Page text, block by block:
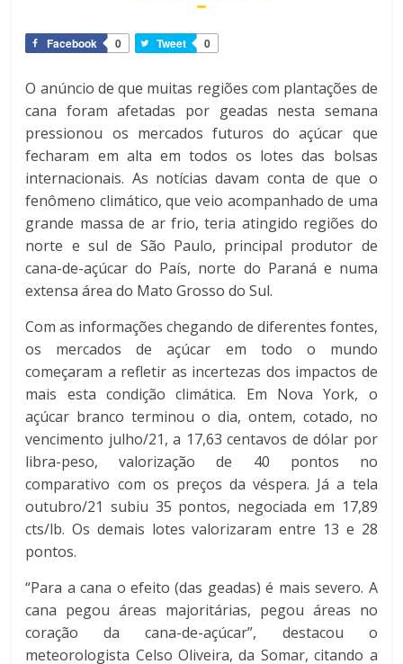
Facebook 0 Tweet 0
O anúncio de que muitas regiões com plantações de
cana foram afetadas por geadas nesta semana
pressionou os mercados futuros do açúcar que
fecharam em alta em todos os lotes das bolsas
internacionais. As notícias davam conta de que o
fenômeno climático, que veio acompanhado de uma
grande massa de ar frio, teria atingido regiões do
norte e sul de São Paulo, principal produtor de
cana-de-açúcar do País, norte do Paraná e numa
extensa área do Mato Grosso do Sul.
Com as informações chegando de diferentes fontes,
os mercados de açúcar em todo o mundo
começaram a refletir as incertezas dos impactos de
mais esta condição climática. Em Nova York, o
açúcar branco terminou o dia, ontem, cotado, no
vencimento julho/21, a 17,63 centavos de dólar por
libra-peso, valorização de 40 pontos no
comparativo com os preços da véspera. Já a tela
outubro/21 subiu 35 pontos, negociada em 17,89
cts/lb. Os demais lotes valorizaram entre 13 e 28
pontos.
“Para a cana o efeito (das geadas) é mais severo. A
cana pegou áreas majoritárias, pegou áreas no
coração da cana-de-açúcar”, destacou o
meteorologista Celso Oliveira, da Somar, citando a